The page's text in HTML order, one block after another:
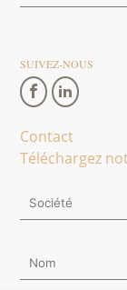
SUIVEZ-NOUS
Contact
Téléchargez